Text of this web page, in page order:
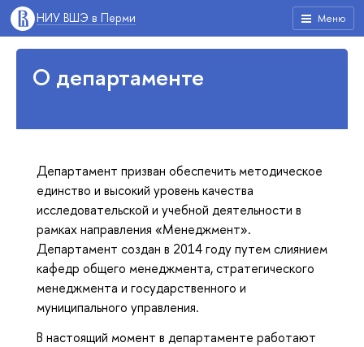
Меню
НИУ ВШЭ в Перми
О департаменте
Департамент призван обеспечить методическое
единство и высокий уровень качества
исследовательской и учебной деятельности в
рамках направления «Менеджмент».
Департамент создан в 2014 году путем слиянием
кафедр общего менеджмента, стратегического
менеджмента и государственного и
муниципального управления.
В настоящий момент в департаменте работают